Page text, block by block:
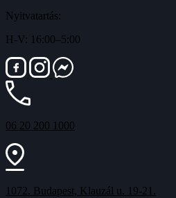
Nyitvatartás:
H-V: 16:00–5:00
06 20 200 1000
1072. Budapest, Klauzál u. 19-21.